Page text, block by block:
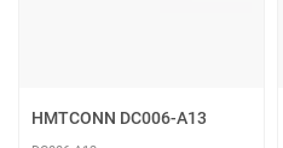
HMTCONN DC006-A13